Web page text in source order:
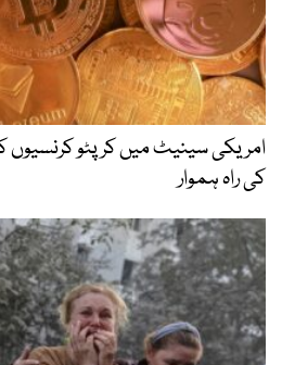
امریکی سینیٹ میں کرپٹو کرنسیوں
کی راہ ہموار